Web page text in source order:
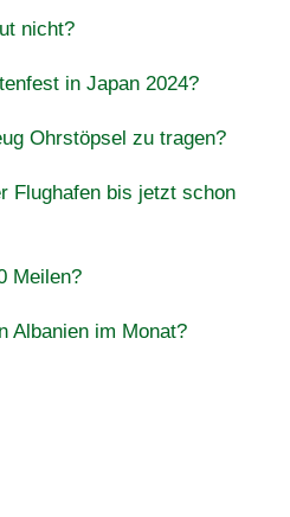
nicht?
in Japan 2024?
Ohrstöpsel zu tragen?
Flughafen bis jetzt schon
Meilen?
Albanien im Monat?